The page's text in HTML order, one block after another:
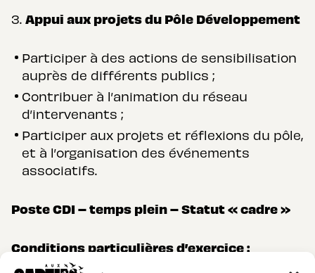
Appui aux projets du Pôle Développement
Participer à des actions de sensibilisation
auprès de différents publics ;
Contribuer à l’animation du réseau
d’intervenants ;
Participer aux projets et réflexions du pôle,
et à l’organisation des événements
associatifs.
Poste CDI – temps plein – Statut « cadre »
Conditions particulières d’exercice :